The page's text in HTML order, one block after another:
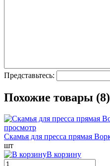
Представьтесь:
Похожие товары (8)
просмотр
Скамья для пресса прямая
шт
В корзину